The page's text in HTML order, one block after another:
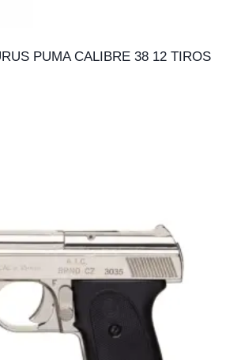
PUMA CALIBRE 38 12 TIROS